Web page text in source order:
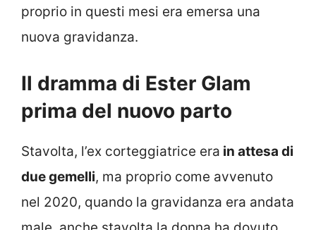
proprio in questi mesi era emersa una
nuova gravidanza.
Il dramma di Ester Glam
prima del nuovo parto
Stavolta, l’ex corteggiatrice era in attesa di
due gemelli, ma proprio come avvenuto
nel 2020, quando la gravidanza era andata